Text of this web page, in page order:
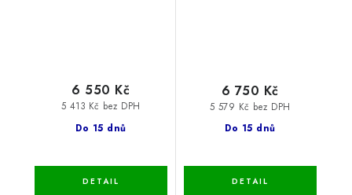
Do 15 dnů
5 413 Kč bez DPH
6 550 Kč
Do 15 dnů
5 579 Kč bez DPH
6 750 Kč